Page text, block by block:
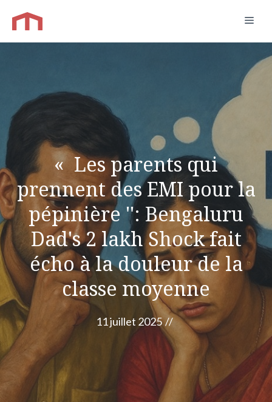
contenu
« Les parents qui
prennent des EMI pour la
pépinière '': Bengaluru
Dad's 2 lakh Shock fait
écho à la douleur de la
classe moyenne
11 juillet 2025 //